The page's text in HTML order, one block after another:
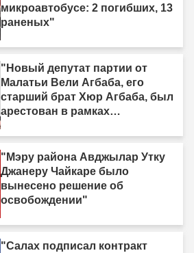
микроавтобусе: 2 погибших, 13
раненых"
"Новый депутат партии от
Малатьи Вели Агбаба, его
старший брат Хюр Агбаба, был
арестован в рамках
"Мэру района Авджылар Утку
Джанеру Чайкаре было
вынесено решение об
освобождении"
"Салах подписал контракт